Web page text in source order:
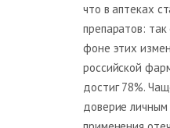
что в аптеках
препаратов:
фоне этих
российской
достиг 78%.
доверие